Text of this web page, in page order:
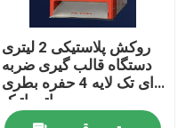
روکش پلاستیکی 2 لیتری
دستگاه قالب گیری ضربه
ای تک لایه 4 حفره بطری
پت اتوماتیک